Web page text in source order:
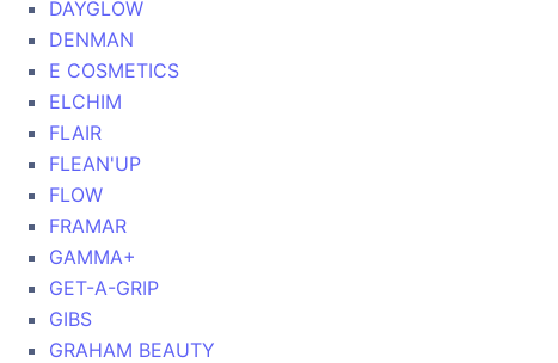
DAYGLOW
DENMAN
E COSMETICS
ELCHIM
FLAIR
FLEAN'UP
FLOW
FRAMAR
GAMMA+
GET-A-GRIP
GIBS
GRAHAM BEAUTY